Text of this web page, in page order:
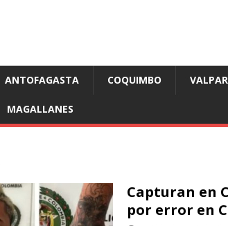
ANTOFAGASTA COQUIMBO
MAGALLANES
Capturan en
por error en